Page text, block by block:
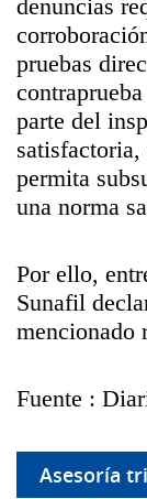
denuncias
pruebas
parte del
permita
una norma
Por ello,
Sunafil
mencionado
Fuente :
Asesoría